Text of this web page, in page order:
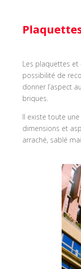
Les plaquettes
possibilité de
donner l’aspect
briques.
Il existe toute
dimensions et
arraché, sablé